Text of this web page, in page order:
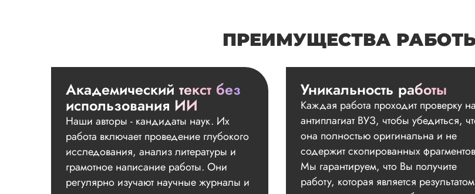
ПРЕИМУЩЕСТВА
Академический текст без
использования ИИ
Наши авторы - кандидаты наук. Их
работа включает проведение глубокого
исследования, анализ литературы и
грамотное написание работы. Они
регулярно изучают научные журналы и
Уникальность работы
Каждая работа проходит проверку на
антиплагиат ВУЗ, чтобы убедиться,
она полностью оригинальна и не
содержит скопированных
Мы гарантируем, что Вы получите
работу, которая является результатом